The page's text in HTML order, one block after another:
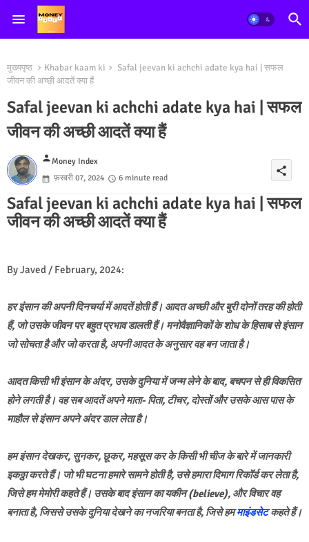
मुख्यपृष्ठ Khabar kaam ki
Safal jeevan ki achchi adate kya hai | सफल
जीवन की अच्छी आदतें क्या हैं
Safal jeevan ki achchi adate kya hai | सफल
जीवन की अच्छी आदतें क्या हैं
person Money Index
फ़रवरी 07, 2024
6 minute read
share
Safal jeevan ki achchi adate kya hai | सफल
जीवन की अच्छी आदतें क्या हैं
By Javed / February, 2024:
हर इंसान की अपनी दिनचर्या में आदतें होती हैं। आदत अच्छी और बुरी दोनों तरह की होती
हैं, जो उसके जीवन पर बहुत प्रभाव डालती हैं। मनोवैज्ञानिकों के शोध के हिसाब से इंसान
जो सोचता है और जो करता है, अपनी आदत के अनुसार वह बन जाता है।
आदत किसी भी इंसान के अंदर, उसके दुनिया में जन्म लेने के बाद, बचपन से ही विकसित
होने लगती है। वह सब आदतें अपने माता- पिता, टीचर, दोस्तों और उसके आस पास के
माहौल से इंसान अपने अंदर डाल लेता है।
हम इंसान देखकर, सुनकर, छूकर, महसूस कर के किसी भी चीज के बारे में जानकारी
इकठ्ठा करते हैं। जो भी घटना हमारे सामने होती है, उसे हमारा दिमाग रिकॉर्ड कर लेता है,
जिसे हम मेमोरी कहते हैं। उसके बाद इंसान का यकीन (believe), और विचार वह
बनाता है, जिससे उसके दुनिया देखने का नजरिया बनता है, जिसे हममाइंडसेटकहते हैं।